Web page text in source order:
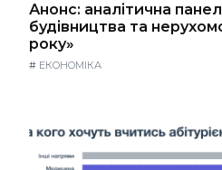
Анонс: аналітична
будівництва та
року»
# ЕКОНОМІКА